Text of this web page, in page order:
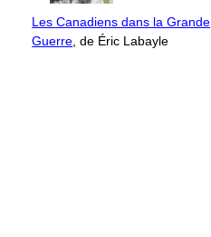
Les Canadiens dans la Grande
Guerre, de Éric Labayle